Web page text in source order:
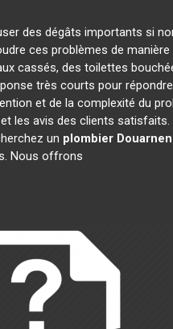
des dégâts importants si
ces problèmes de manière
cassés, des toilettes
très courts pour
et de la complexité du
les avis des clients satisfaits.
un plombier
Nous offrons